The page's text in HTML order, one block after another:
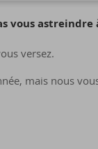
vous
versez.
mais nous